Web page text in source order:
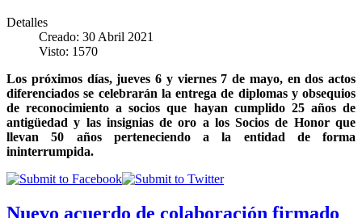
Detalles
Creado: 30 Abril 2021
Visto: 1570
Los próximos días, jueves 6 y viernes 7 de mayo, en dos actos
diferenciados se celebrarán la entrega de diplomas y obsequios
de reconocimiento a socios que hayan cumplido 25 años de
antigüedad y las insignias de oro a los Socios de Honor que
llevan 50 años perteneciendo a la entidad de forma
ininterrumpida.
Nuevo acuerdo de colaboración firmado